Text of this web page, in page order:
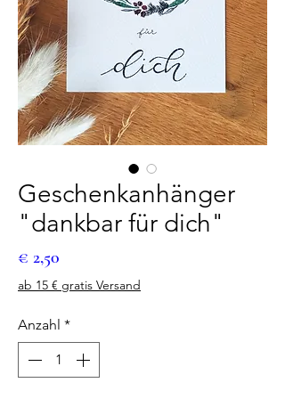
Geschenkanhänger
"dankbar für dich"
€ 2,50
ab 15 € gratis Versand
Anzahl *